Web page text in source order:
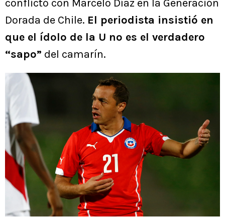
conflictó con Marcelo Díaz en la Generación
Dorada de Chile. El periodista insistió en
que el ídolo de la U no es el verdadero
“sapo” del camarín.